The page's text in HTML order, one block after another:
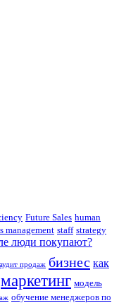
Future Sales human
management staff strategy
люди покупают?
аудит продаж бизнес как
маркетинг модель
обучение менеджеров по